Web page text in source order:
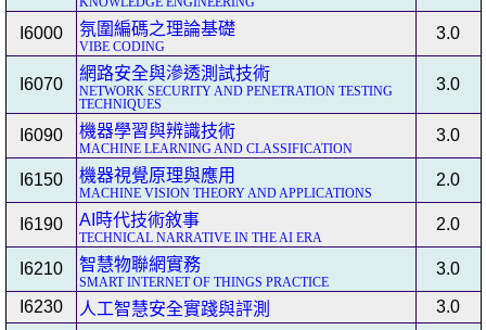
I6000 氛圍編碼之理論基礎
VIBE CODING
3.0
I6070
網路安全與滲透測試技術
NETWORK SECURITY AND PENETRATION TESTING
TECHNIQUES
3.0
I6090 機器學習與辨識技術
MACHINE LEARNING AND CLASSIFICATION
3.0
I6150 機器視覺原理與應用
MACHINE VISION THEORY AND APPLICATIONS
2.0
I6190 AI時代技術敘事
TECHNICAL NARRATIVE IN THE AI ERA
2.0
I6210 智慧物聯網實務
SMART INTERNET OF THINGS PRACTICE
3.0
I6230 人工智慧安全實踐與評測 3.0